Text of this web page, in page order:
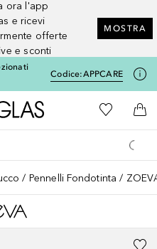
ora l'app
e ricevi
offerte
e sconti
MOSTRA
Codice:APPCARE
A Douglas HomeAlla Mia
Al
Pennelli Fondotinta